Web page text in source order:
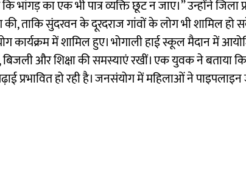
भांगड़ का एक भी पात्र व्यक्ति छूट न जाए।” उन्होंने
ताकि सुंदरवन के दूरदराज गांवों के लोग भी शामिल हो
कार्यक्रम में शामिल हुए। भोगाली हाई स्कूल मैदान में
और शिक्षा की समस्याएं रखीं। एक युवक ने बताया
प्रभावित हो रही है। जनसंयोग में महिलाओं ने पाइपलाइन